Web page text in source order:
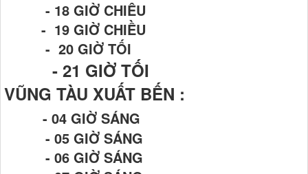
- 18 GIỜ CHIÊU
- 19 GIỜ CHIỀU
- 20 GIỜ TỐI
- 21 GIỜ TỐI
VŨNG TÀU XUẤT BẾN :
- 04 GIỜ SÁNG
- 05 GIỜ SÁNG
- 06 GIỜ SÁNG